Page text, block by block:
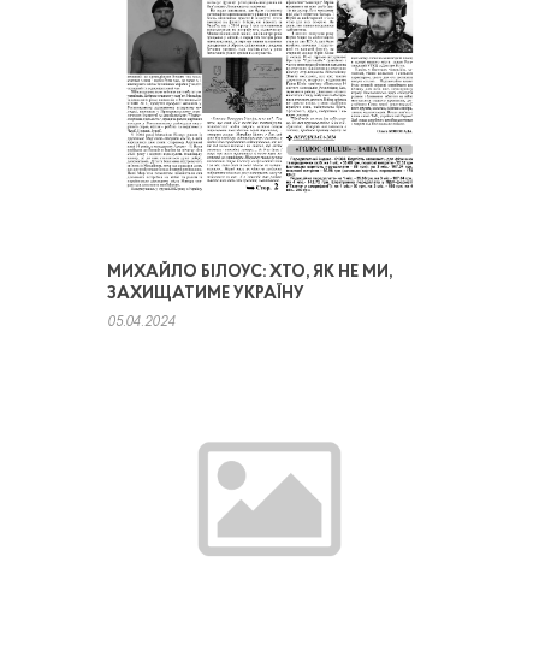
МИХАЙЛО БІЛОУС: ХТО, ЯК НЕ МИ,
ЗАХИЩАТИМЕ УКРАЇНУ
05.04.2024